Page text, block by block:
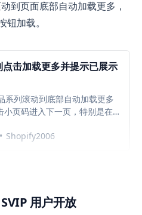
到页面底部自动加载更多，
加载。
击加载更多并提示已展示
列滚动到底部自动加载更多
页码进入下一页，特别是在移
的演示视频。 本期教程在之
，会自动隐藏按钮并提示客户：
Shopify2006
用户开放